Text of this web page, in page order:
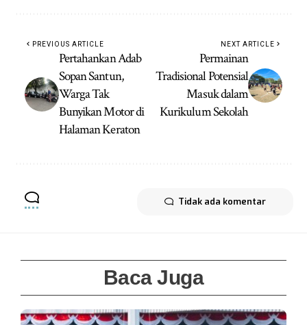
PREVIOUS ARTICLE
Pertahankan Adab
Sopan Santun,
Warga Tak
Bunyikan Motor di
Halaman Keraton
NEXT ARTICLE
Permainan
Tradisional Potensial
Masuk dalam
Kurikulum Sekolah
Tidak ada komentar
Baca Juga